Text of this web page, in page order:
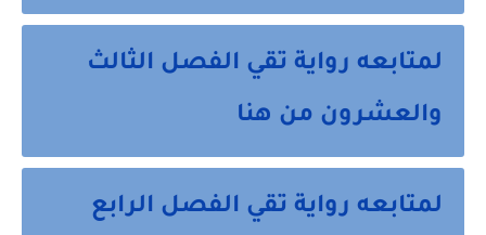
لمتابعه رواية تقي الفصل الثالث
والعشرون من هنا
لمتابعه رواية تقي الفصل الرابع